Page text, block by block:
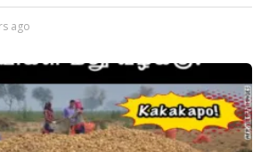
ago